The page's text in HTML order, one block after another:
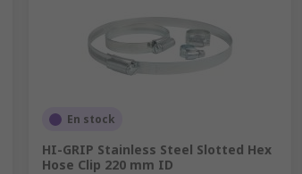
En stock
HI-GRIP Stainless Steel Slotted Hex
Hose Clip 220 mm ID